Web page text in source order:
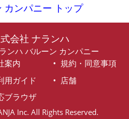
カンパニー トップ
会社 ナランハ
ンハ バルーン カンパニー
案内
規約・同意事項
用ガイド
店舗
ブラウザ
Inc. All Rights Reserved.